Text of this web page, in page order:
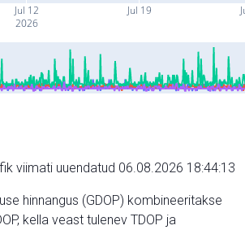
Jul 12
2026
Jul 19
viimati uuendatud 06.08.2026 18:44:13
hinnangus (GDOP) kombineeritakse
kella veast tulenev TDOP ja